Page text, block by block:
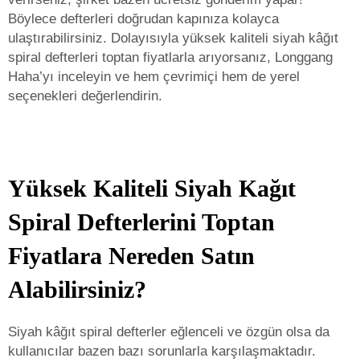
Böylece defterleri doğrudan kapınıza kolayca
ulaştırabilirsiniz. Dolayısıyla yüksek kaliteli siyah kâğıt
spiral defterleri toptan fiyatlarla arıyorsanız, Longgang
Haha’yı inceleyin ve hem çevrimiçi hem de yerel
seçenekleri değerlendirin.
Yüksek Kaliteli Siyah Kağıt
Spiral Defterlerini Toptan
Fiyatlara Nereden Satın
Alabilirsiniz?
Siyah kâğıt spiral defterler eğlenceli ve özgün olsa da
kullanıcılar bazen bazı sorunlarla karşılaşmaktadır.